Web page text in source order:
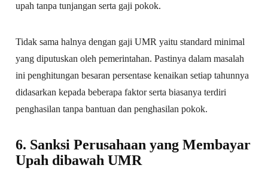
upah tanpa tunjangan serta gaji pokok.
Tidak sama halnya dengan gaji UMR yaitu standard minimal
yang diputuskan oleh pemerintahan. Pastinya dalam masalah
ini penghitungan besaran persentase kenaikan setiap tahunnya
didasarkan kepada beberapa faktor serta biasanya terdiri
penghasilan tanpa bantuan dan penghasilan pokok.
6. Sanksi Perusahaan yang Membayar
Upah dibawah UMR